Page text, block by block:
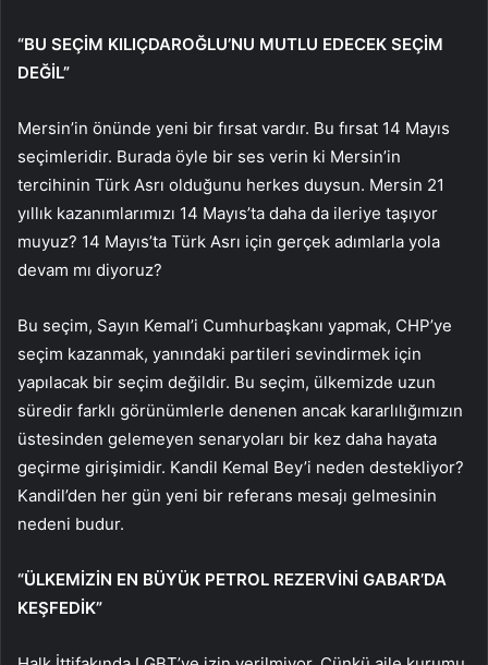
“BU SEÇİM KILIÇDAROĞLU’NU MUTLU EDECEK SEÇİM
DEĞİL”
Mersin’in önünde yeni bir fırsat vardır. Bu fırsat 14 Mayıs
seçimleridir. Burada öyle bir ses verin ki Mersin’in
tercihinin Türk Asrı olduğunu herkes duysun. Mersin 21
yıllık kazanımlarımızı 14 Mayıs’ta daha da ileriye taşıyor
muyuz? 14 Mayıs’ta Türk Asrı için gerçek adımlarla yola
devam mı diyoruz?
Bu seçim, Sayın Kemal’i Cumhurbaşkanı yapmak, CHP’ye
seçim kazanmak, yanındaki partileri sevindirmek için
yapılacak bir seçim değildir. Bu seçim, ülkemizde uzun
süredir farklı görünümlerle denenen ancak kararlılığımızın
üstesinden gelemeyen senaryoları bir kez daha hayata
geçirme girişimidir. Kandil Kemal Bey’i neden destekliyor?
Kandil’den her gün yeni bir referans mesajı gelmesinin
nedeni budur.
“ÜLKEMİZİN EN BÜYÜK PETROL REZERVİNİ GABAR’DA
KEŞFEDİK”